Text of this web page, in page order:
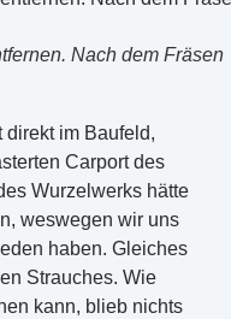
Nach dem Fräsen
direkt im Baufeld,
Carport des
Wurzelwerks hätte
weswegen wir uns
haben. Gleiches
Strauches. Wie
kann, blieb nichts